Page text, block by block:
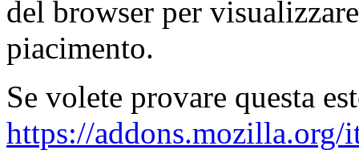
del browser per
piacimento.
Se volete provare questa
https://